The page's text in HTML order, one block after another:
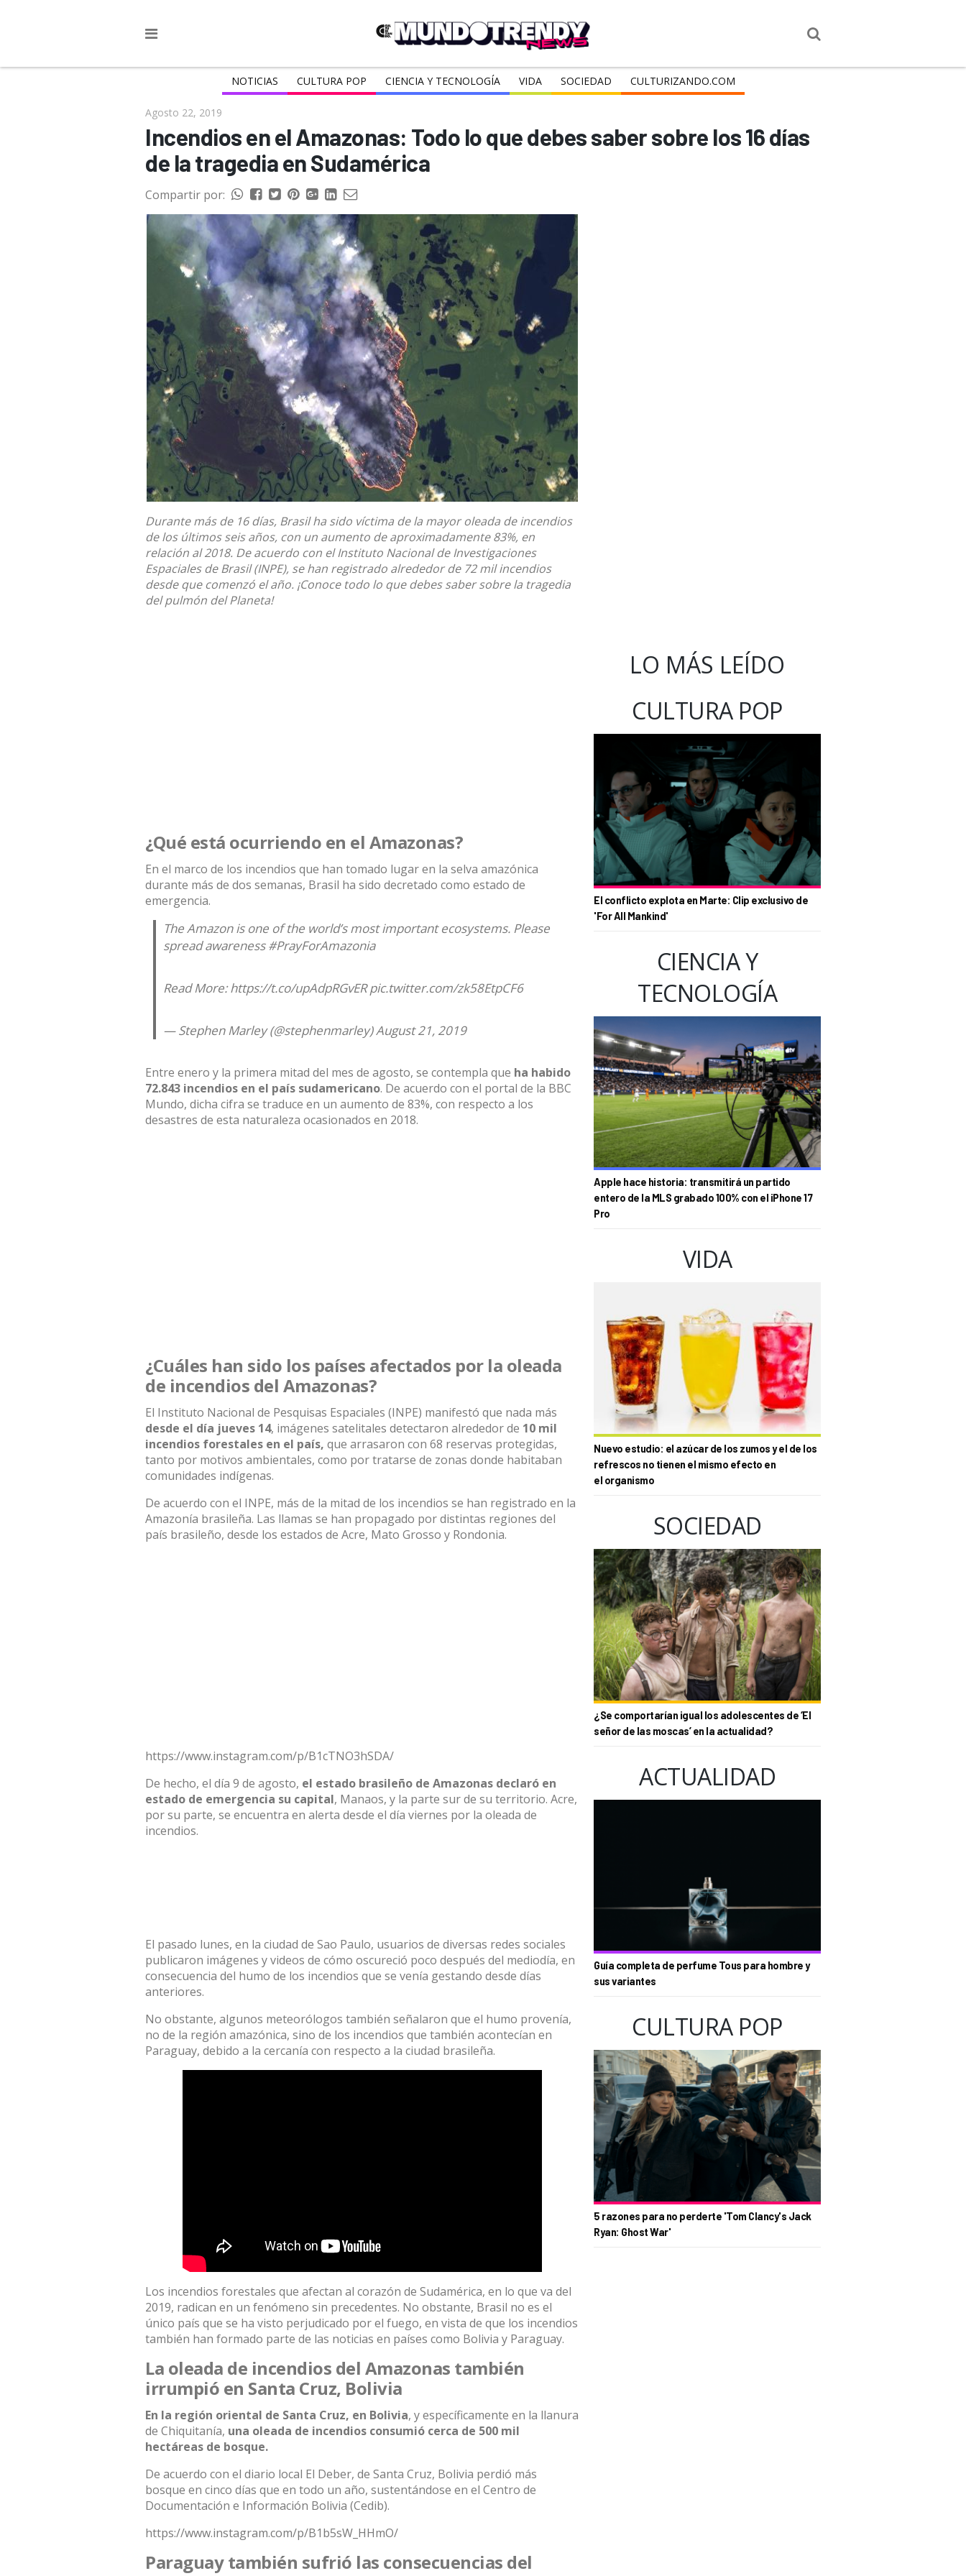
NOTICIAS CULTURA POP CIENCIA Y TECNOLOGÍA VIDA SOCIEDAD CULTURIZANDO.COM
Agosto 22, 2019
Incendios en el Amazonas: Todo lo que debes saber sobre los 16 días
de la tragedia en Sudamérica
Compartir por:
Durante más de 16 días, Brasil ha sido víctima de la mayor oleada de incendios
de los últimos seis años, con un aumento de aproximadamente 83%, en
relación al 2018. De acuerdo con el Instituto Nacional de Investigaciones
Espaciales de Brasil (INPE), se han registrado alrededor de 72 mil incendios
desde que comenzó el año. ¡Conoce todo lo que debes saber sobre la tragedia
del pulmón del Planeta!
¿Qué está ocurriendo en el Amazonas?
En el marco de los incendios que han tomado lugar en la selva amazónica
durante más de dos semanas, Brasil ha sido decretado como estado de
emergencia.
The Amazon is one of the world’s most important ecosystems. Please
spread awareness#PrayForAmazonia
Read More:https://t.co/upAdpRGvER pic.twitter.com/zk58EtpCF6
— Stephen Marley (@stephenmarley)August 21, 2019
Entre enero y la primera mitad del mes de agosto, se contempla que ha habido
72.843 incendios en el país sudamericano. De acuerdo con el portal de la BBC
Mundo, dicha cifra se traduce en un aumento de 83%, con respecto a los
desastres de esta naturaleza ocasionados en 2018.
¿Cuáles han sido los países afectados por la oleada
de incendios del Amazonas?
El Instituto Nacional de Pesquisas Espaciales (INPE) manifestó que nada más
desde el día jueves 14, imágenes satelitales detectaron alrededor de 10 mil
incendios forestales en el país, que arrasaron con 68 reservas protegidas,
tanto por motivos ambientales, como por tratarse de zonas donde habitaban
comunidades indígenas.
De acuerdo con el INPE, más de la mitad de los incendios se han registrado en la
Amazonía brasileña. Las llamas se han propagado por distintas regiones del
país brasileño, desde los estados de Acre, Mato Grosso y Rondonia.
https://www.instagram.com/p/B1cTNO3hSDA/
De hecho, el día 9 de agosto, el estado brasileño de Amazonas declaró en
estado de emergencia su capital, Manaos, y la parte sur de su territorio. Acre,
por su parte, se encuentra en alerta desde el día viernes por la oleada de
incendios.
El pasado lunes, en la ciudad de Sao Paulo, usuarios de diversas redes sociales
publicaron imágenes y videos de cómo oscureció poco después del mediodía, en
consecuencia del humo de los incendios que se venía gestando desde días
anteriores.
No obstante, algunos meteorólogos también señalaron que el humo provenía,
no de la región amazónica, sino de los incendios que también acontecían en
Paraguay, debido a la cercanía con respecto a la ciudad brasileña.
Los incendios forestales que afectan al corazón de Sudamérica, en lo que va del
2019, radican en un fenómeno sin precedentes. No obstante, Brasil no es el
único país que se ha visto perjudicado por el fuego, en vista de que los incendios
también han formado parte de las noticias en países como Bolivia y Paraguay.
La oleada de incendios del Amazonas también
irrumpió en Santa Cruz, Bolivia
En la región oriental de Santa Cruz, en Bolivia, y específicamente en la llanura
de Chiquitanía, una oleada de incendios consumió cerca de 500 mil
hectáreas de bosque.
De acuerdo con el diario local El Deber, de Santa Cruz, Bolivia perdió más
bosque en cinco días que en todo un año, sustentándose en el Centro de
Documentación e Información Bolivia (Cedib).
https://www.instagram.com/p/B1b5sW_HHmO/
Paraguay también sufrió las consecuencias del
LO MÁS LEÍDO
CULTURA POP
El conflicto explota en Marte: Clip exclusivo de
'For All Mankind'
CIENCIA Y
TECNOLOGÍA
Apple hace historia: transmitirá un partido
entero de la MLS grabado 100% con el iPhone 17
Pro
VIDA
Nuevo estudio: el azúcar de los zumos y el de los
refrescos no tienen el mismo efecto en
el organismo
SOCIEDAD
¿Se comportarían igual los adolescentes de ‘El
señor de las moscas’ en la actualidad?
ACTUALIDAD
Guía completa de perfume Tous para hombre y
sus variantes
CULTURA POP
5 razones para no perderte 'Tom Clancy's Jack
Ryan: Ghost War'